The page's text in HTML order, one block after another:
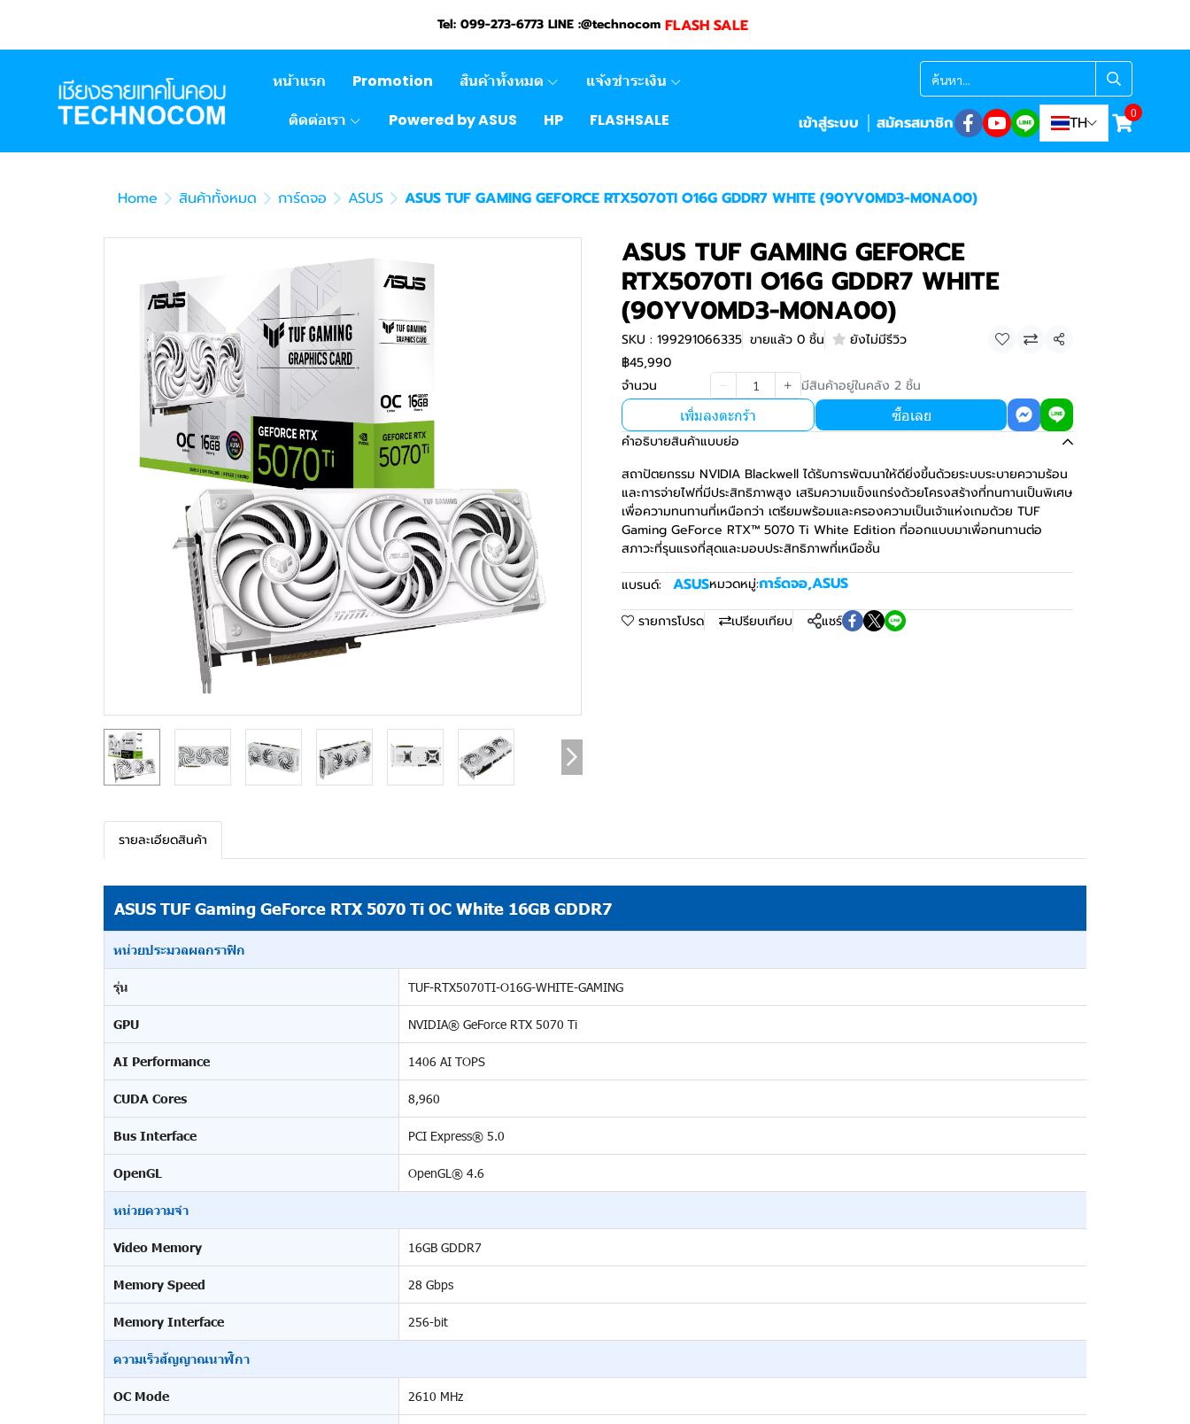
Tel: 099-273-6773 LINE :@technocom FLASH SALE
หน้าแรก Promotion สินค้าทั้งหมด
แจ้งชำระเงิน
ติดต่อเรา
Powered by ASUS HP FLASHSALE เข้าสู่ระบบ สมัครสมาชิก TH 0
Home สินค้าทั้งหมด การ์ดจอ ASUS ASUS TUF GAMING GEFORCE RTX5070TI O16G GDDR7 WHITE (90YV0MD3-M0NA00)
ASUS TUF GAMING GEFORCE
RTX5070TI O16G GDDR7 WHITE
(90YV0MD3-M0NA00)
SKU : 199291066335 ขายแล้ว 0 ชิ้น ยังไม่มีรีวิว
แชร์
฿45,990
จำนวน
มีสินค้าอยู่ในคลัง 2 ชิ้น
เพิ่มลงตะกร้า
ซื้อเลย
คำอธิบายสินค้าแบบย่อ
สถาปัตยกรรม NVIDIA Blackwell ได้รับการพัฒนาให้ดียิ่งขึ้นด้วยระบบระบายความร้อน
และการจ่ายไฟที่มีประสิทธิภาพสูง เสริมความแข็งแกร่งด้วยโครงสร้างที่ทนทานเป็นพิเศษ
เพื่อความทนทานที่เหนือกว่า เตรียมพร้อมและครองความเป็นเจ้าแห่งเกมด้วย TUF
Gaming GeForce RTX™ 5070 Ti White Edition ที่ออกแบบมาเพื่อทนทานต่อ
สภาวะที่รุนแรงที่สุดและมอบประสิทธิภาพที่เหนือชั้น
แบรนด์:
ASUSหมวดหมู่:การ์ดจอ,ASUS
รายการโปรด เปรียบเทียบ แชร์
รายละเอียดสินค้า
ASUS TUF Gaming GeForce RTX 5070 Ti OC White 16GB GDDR7
หน่วยประมวลผลกราฟิก
รุ่น TUF-RTX5070TI-O16G-WHITE-GAMING
GPU NVIDIA® GeForce RTX 5070 Ti
AI Performance 1406 AI TOPS
CUDA Cores 8,960
Bus Interface PCI Express® 5.0
OpenGL OpenGL® 4.6
หน่วยความจำ
Video Memory 16GB GDDR7
Memory Speed 28 Gbps
Memory Interface 256-bit
ความเร็วสัญญาณนาฬิกา
OC Mode 2610 MHz